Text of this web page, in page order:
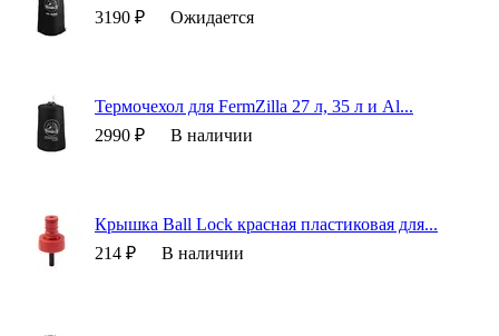
3190 ₽
Ожидается
Термочехол для FermZilla 27 л, 35 л и Al...
2990 ₽
В наличии
Крышка Ball Lock красная пластиковая для...
214 ₽
В наличии